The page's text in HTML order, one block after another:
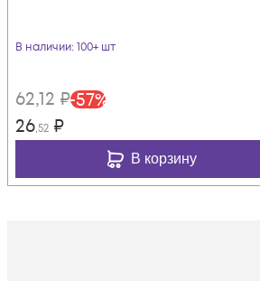
В наличии: 100+ шт
62,12 ₽-57%
26,52 ₽
В корзину